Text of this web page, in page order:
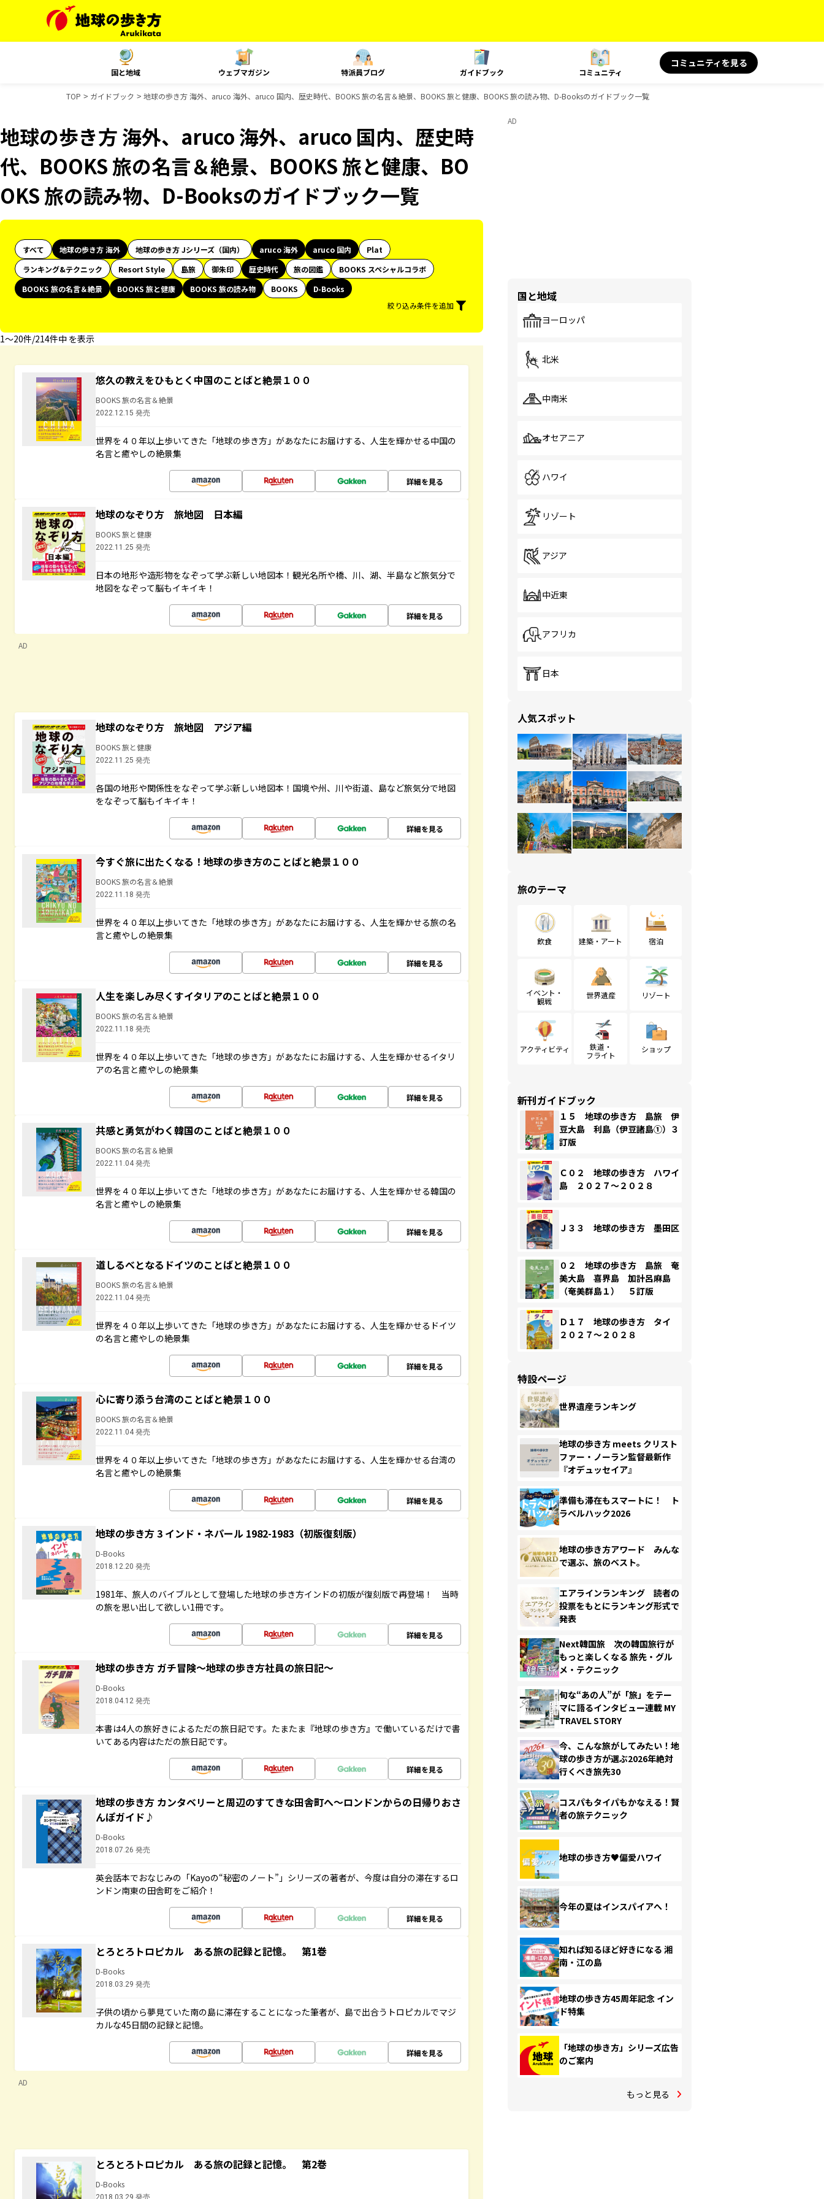
国と地域 ウェブマガジン 特派員ブログ ガイドブック コミュニティ
コミュニティを見る
TOP ガイドブック 地球の歩き方 海外、aruco 海外、aruco 国内、歴史時代、BOOKS 旅の名言＆絶景、BOOKS 旅と健康、BOOKS 旅の読み物、D-Booksのガイドブック一覧
地球の歩き方 海外、aruco 海外、aruco 国内、歴史時
代、BOOKS 旅の名言＆絶景、BOOKS 旅と健康、BO
OKS 旅の読み物、D-Booksのガイドブック一覧
すべて 地球の歩き方 海外 地球の歩き方 Jシリーズ（国内） aruco 海外 aruco 国内
Plat
ランキング&テクニック
Resort Style 島旅 御朱印 歴史時代 旅の図鑑
BOOKS スペシャルコラボ
BOOKS 旅の名言＆絶景
BOOKS 旅と健康 BOOKS 旅の読み物 BOOKS
D-Books
絞り込み条件を追加
1〜20件/214件中 を表示
悠久の教えをひもとく中国のことばと絶景１００
BOOKS 旅の名言＆絶景
2022.12.15 発売
世界を４０年以上歩いてきた「地球の歩き方」があなたにお届けする、人生を輝かせる中国の
名言と癒やしの絶景集
詳細を見る
地球のなぞり方 旅地図 日本編
BOOKS 旅と健康
2022.11.25 発売
日本の地形や造形物をなぞって学ぶ新しい地図本！観光名所や橋、川、湖、半島など旅気分で
地図をなぞって脳もイキイキ！
詳細を見る
AD
地球のなぞり方 旅地図 アジア編
BOOKS 旅と健康
2022.11.25 発売
各国の地形や関係性をなぞって学ぶ新しい地図本！国境や州、川や街道、島など旅気分で地図
をなぞって脳もイキイキ！
詳細を見る
今すぐ旅に出たくなる！地球の歩き方のことばと絶景１００
BOOKS 旅の名言＆絶景
2022.11.18 発売
世界を４０年以上歩いてきた「地球の歩き方」があなたにお届けする、人生を輝かせる旅の名
言と癒やしの絶景集
詳細を見る
人生を楽しみ尽くすイタリアのことばと絶景１００
BOOKS 旅の名言＆絶景
2022.11.18 発売
世界を４０年以上歩いてきた「地球の歩き方」があなたにお届けする、人生を輝かせるイタリ
アの名言と癒やしの絶景集
詳細を見る
共感と勇気がわく韓国のことばと絶景１００
BOOKS 旅の名言＆絶景
2022.11.04 発売
世界を４０年以上歩いてきた「地球の歩き方」があなたにお届けする、人生を輝かせる韓国の
名言と癒やしの絶景集
詳細を見る
道しるべとなるドイツのことばと絶景１００
BOOKS 旅の名言＆絶景
2022.11.04 発売
世界を４０年以上歩いてきた「地球の歩き方」があなたにお届けする、人生を輝かせるドイツ
の名言と癒やしの絶景集
詳細を見る
心に寄り添う台湾のことばと絶景１００
BOOKS 旅の名言＆絶景
2022.11.04 発売
世界を４０年以上歩いてきた「地球の歩き方」があなたにお届けする、人生を輝かせる台湾の
名言と癒やしの絶景集
詳細を見る
地球の歩き方 3 インド・ネパール 1982-1983（初版復刻版）
D-Books
2018.12.20 発売
1981年、旅人のバイブルとして登場した地球の歩き方インドの初版が復刻版で再登場！ 当時
の旅を思い出して欲しい1冊です。
詳細を見る
地球の歩き方 ガチ冒険～地球の歩き方社員の旅日記～
D-Books
2018.04.12 発売
本書は4人の旅好きによるただの旅日記です。たまたま『地球の歩き方』で働いているだけで書
いてある内容はただの旅日記です。
詳細を見る
地球の歩き方 カンタベリーと周辺のすてきな田舎町へ～ロンドンからの日帰りおさ
んぽガイド♪
D-Books
2018.07.26 発売
英会話本でおなじみの「Kayoの“秘密のノート”」シリーズの著者が、今度は自分の滞在するロ
ンドン南東の田舎町をご紹介！
詳細を見る
とろとろトロピカル ある旅の記録と記憶。 第1巻
D-Books
2018.03.29 発売
子供の頃から夢見ていた南の島に滞在することになった筆者が、島で出合うトロピカルでマジ
カルな45日間の記録と記憶。
詳細を見る
AD
とろとろトロピカル ある旅の記録と記憶。 第2巻
D-Books
2018.03.29 発売
AD
国と地域
ヨーロッパ
北米
中南米
オセアニア
ハワイ
リゾート
アジア
中近東
アフリカ
日本
人気スポット
旅のテーマ
飲食 建築・アート 宿泊
イベント・
観戦
世界遺産 リゾート
アクティビティ
鉄道・
フライト
ショップ
新刊ガイドブック
１５ 地球の歩き方 島旅 伊
豆大島 利島（伊豆諸島①）３
訂版
Ｃ０２ 地球の歩き方 ハワイ
島 ２０２７～２０２８
Ｊ３３ 地球の歩き方 墨田区
０２ 地球の歩き方 島旅 奄
美大島 喜界島 加計呂麻島
（奄美群島１） ５訂版
Ｄ１７ 地球の歩き方 タイ
２０２７～２０２８
特設ページ
世界遺産ランキング
地球の歩き方 meets クリスト
ファー・ノーラン監督最新作
『オデュッセイア』
準備も滞在もスマートに！ ト
ラベルハック2026
地球の歩き方アワード みんな
で選ぶ、旅のベスト。
エアラインランキング 読者の
投票をもとにランキング形式で
発表
Next韓国旅 次の韓国旅行が
もっと楽しくなる 旅先・グル
メ・テクニック
旬な“あの人”が「旅」をテー
マに語るインタビュー連載 MY
TRAVEL STORY
今、こんな旅がしてみたい！地
球の歩き方が選ぶ2026年絶対
行くべき旅先30
コスパもタイパもかなえる！賢
者の旅テクニック
地球の歩き方♥偏愛ハワイ
今年の夏はインスパイアへ！
知れば知るほど好きになる 湘
南・江の島
地球の歩き方45周年記念 イン
ド特集
「地球の歩き方」シリーズ広告
のご案内
もっと見る